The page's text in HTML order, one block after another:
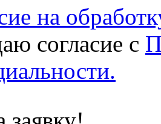
на
согласие с